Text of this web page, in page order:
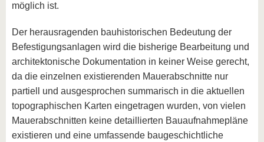
möglich ist.
Der herausragenden bauhistorischen Bedeutung der
Befestigungsanlagen wird die bisherige Bearbeitung und
architektonische Dokumentation in keiner Weise gerecht,
da die einzelnen existierenden Mauerabschnitte nur
partiell und ausgesprochen summarisch in die aktuellen
topographischen Karten eingetragen wurden, von vielen
Mauerabschnitten keine detaillierten Bauaufnahmepläne
existieren und eine umfassende baugeschichtliche